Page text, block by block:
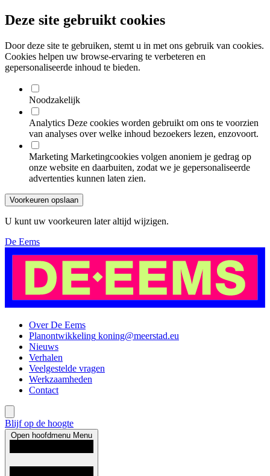
Deze site gebruikt cookies
Door deze site te gebruiken, stemt u in met ons gebruik van cookies.
Cookies helpen uw browse-ervaring te verbeteren en
gepersonaliseerde inhoud te bieden.
Noodzakelijk
Analytics Deze cookies worden gebruikt om ons te voorzien
van analyses over welke inhoud bezoekers lezen, enzovoort.
Marketing Marketingcookies volgen anoniem je gedrag op
onze website en daarbuiten, zodat we je gepersonaliseerde
advertenties kunnen laten zien.
Voorkeuren opslaan
U kunt uw voorkeuren later altijd wijzigen.
De Eems
Over De Eems
Planontwikkeling koning@meerstad.eu
Nieuws
Verhalen
Veelgestelde vragen
Werkzaamheden
Contact
Blijf op de hoogte
Open hoofdmenu Menu